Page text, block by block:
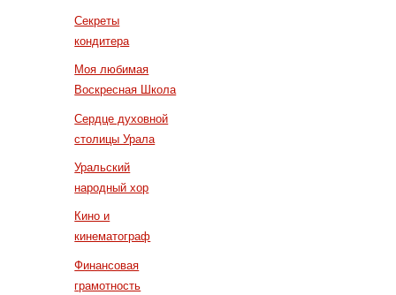
Секреты
кондитера
Моя любимая
Воскресная Школа
Сердце духовной
столицы Урала
Уральский
народный хор
Кино и
кинематограф
Финансовая
грамотность